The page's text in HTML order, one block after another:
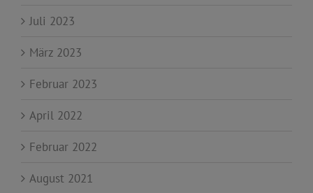
Juli 2023
März 2023
Februar 2023
April 2022
Februar 2022
August 2021